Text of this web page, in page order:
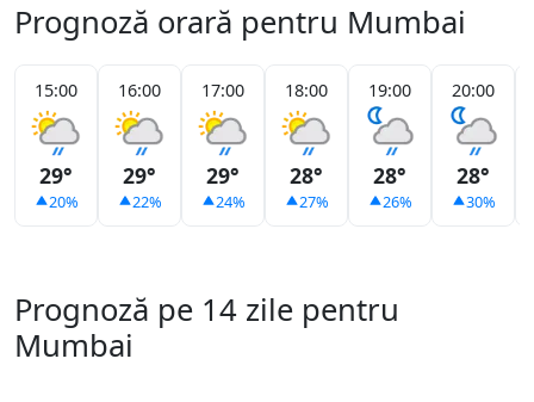
Prognoză orară pentru Mumbai
15:00
29°
20%
16:00
29°
22%
17:00
29°
24%
18:00
28°
27%
19:00
28°
26%
20:00
28°
30%
Prognoză pe 14 zile pentru
Mumbai